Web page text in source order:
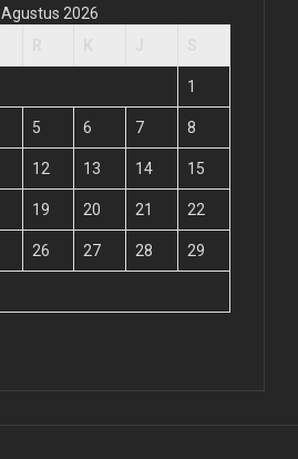
Agustus 2026
1
5 6 7 8
12 13 14 15
19 20 21 22
26 27 28 29